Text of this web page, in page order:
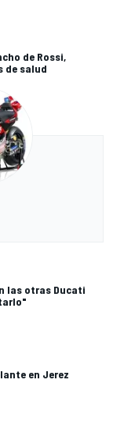
de Rossi,
de salud
las otras Ducati
en Jerez